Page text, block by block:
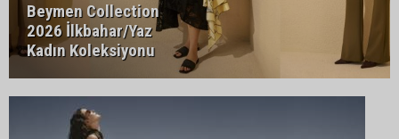
Beymen Collection
2026 İlkbahar/Yaz
Kadın Koleksiyonu